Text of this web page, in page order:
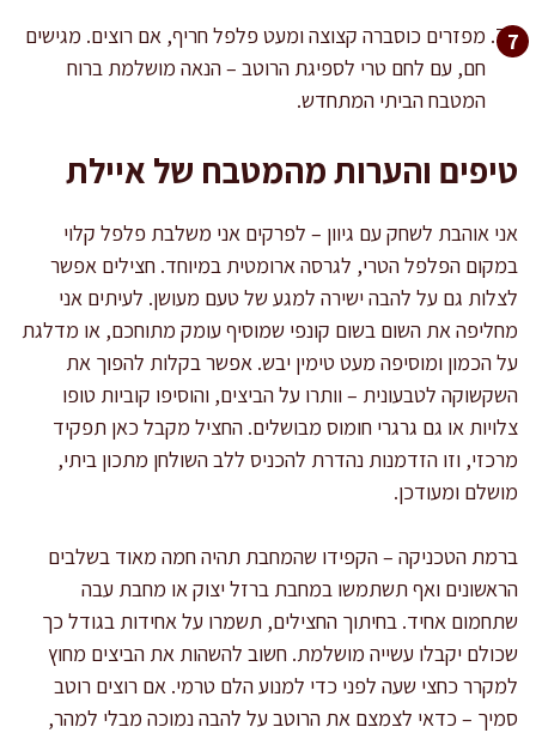
מפזרים כוסברה קצוצה ומעט פלפל חריף, אם רוצים. מגישים
חם, עם לחם טרי לספיגת הרוטב – הנאה מושלמת ברוח
המטבח הביתי המתחדש.
טיפים והערות מהמטבח של איילת
אני אוהבת לשחק עם גיוון – לפרקים אני משלבת פלפל קלוי
במקום הפלפל הטרי, לגרסה ארומטית במיוחד. חצילים אפשר
לצלות גם על להבה ישירה למגע של טעם מעושן. לעיתים אני
מחליפה את השום בשום קונפי שמוסיף עומק מתוחכם, או מדלגת
על הכמון ומוסיפה מעט טימין יבש. אפשר בקלות להפוך את
השקשוקה לטבעונית – וותרו על הביצים, והוסיפו קוביות טופו
צלויות או גם גרגרי חומוס מבושלים. החציל מקבל כאן תפקיד
מרכזי, וזו הזדמנות נהדרת להכניס ללב השולחן מתכון ביתי,
מושלם ומעודכן.
ברמת הטכניקה – הקפידו שהמחבת תהיה חמה מאוד בשלבים
הראשונים ואף תשתמשו במחבת ברזל יצוק או מחבת עבה
שתחמום אחיד. בחיתוך החצילים, תשמרו על אחידות בגודל כך
שכולם יקבלו עשייה מושלמת. חשוב להשהות את הביצים מחוץ
למקרר כחצי שעה לפני כדי למנוע הלם טרמי. אם רוצים רוטב
סמיך – כדאי לצמצם את הרוטב על להבה נמוכה מבלי למהר,